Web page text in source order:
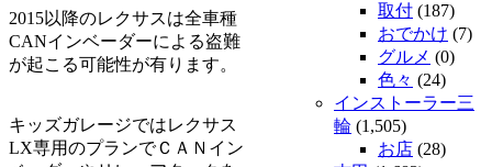
2015以降のレクサスは全車種
CANインベーダーによる盗難
が起こる可能性が有ります。
キッズガレージではレクサス
LX専用のプランでＣＡＮイン
取付 (187)
おでかけ (7)
グルメ (0)
色々 (24)
インストーラー三
輪 (1,505)
お店 (28)